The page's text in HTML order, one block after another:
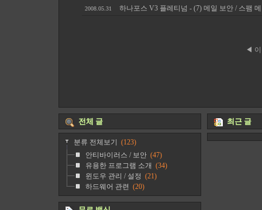
2008.05.31 하나포스 V3 플레티넘 - (7) 메일 보안 / 스팸
◀
전체 글
분류 전체보기
(123)
안티바이러스 / 보안 (47)
유용한 프로그램 소개 (34)
윈도우 관리 / 설정 (21)
하드웨어 관련 (20)
최근 글